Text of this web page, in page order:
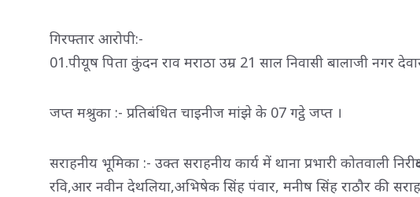
गिरफ्तार आरोपी:-
01.पीयूष पिता कुंदन राव मराठा उम्र 21 साल निवासी बालाजी नगर
जप्त मश्रुका :- प्रतिबंधित चाइनीज मांझे के 07 गट्ठे जप्त ।
सराहनीय भूमिका :- उक्त सराहनीय कार्य में थाना प्रभारी कोतवाली
रवि,आर नवीन देथलिया,अभिषेक सिंह पंवार, मनीष सिंह राठौर की